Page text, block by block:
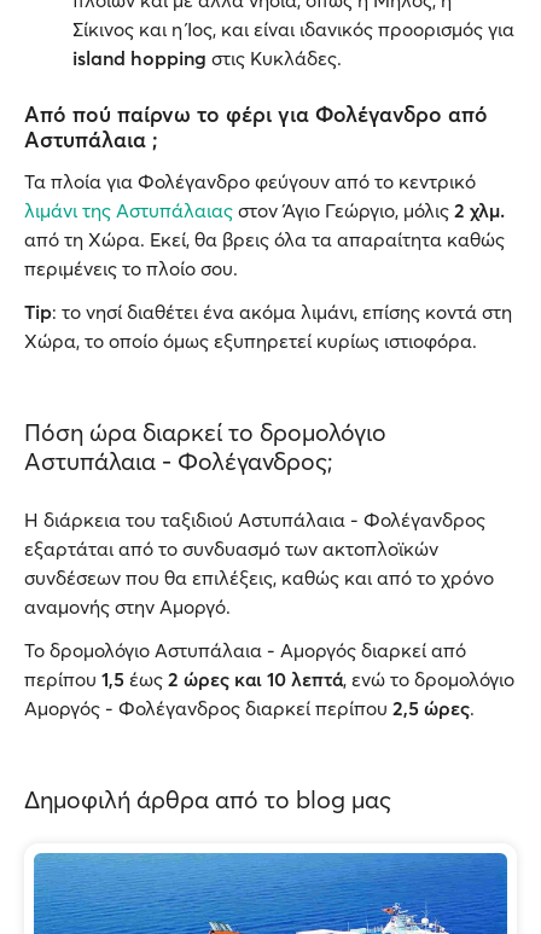
Σίκινος και η Ίος, και είναι ιδανικός προορισμός για
island hopping στις Κυκλάδες.
Από πού παίρνω το φέρι για Φολέγανδρο από
Αστυπάλαια ;
Τα πλοία για Φολέγανδρο φεύγουν από το κεντρικό
λιμάνι της Αστυπάλαιας στον Άγιο Γεώργιο, μόλις 2 χλμ.
από τη Χώρα. Εκεί, θα βρεις όλα τα απαραίτητα καθώς
περιμένεις το πλοίο σου.
Tip: το νησί διαθέτει ένα ακόμα λιμάνι, επίσης κοντά στη
Χώρα, το οποίο όμως εξυπηρετεί κυρίως ιστιοφόρα.
Πόση ώρα διαρκεί το δρομολόγιο
Αστυπάλαια - Φολέγανδρος;
Η διάρκεια του ταξιδιού Αστυπάλαια - Φολέγανδρος
εξαρτάται από το συνδυασμό των ακτοπλοϊκών
συνδέσεων που θα επιλέξεις, καθώς και από το χρόνο
αναμονής στην Αμοργό.
Το δρομολόγιο Αστυπάλαια - Αμοργός διαρκεί από
περίπου 1,5 έως 2 ώρες και 10 λεπτά, ενώ το δρομολόγιο
Αμοργός - Φολέγανδρος διαρκεί περίπου 2,5 ώρες.
Δημοφιλή άρθρα από το blog μας